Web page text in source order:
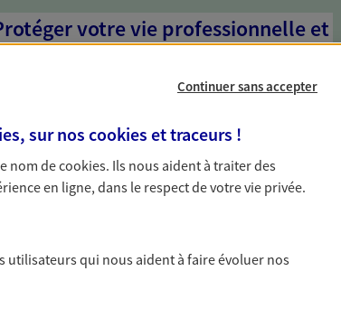
votre vie professionnelle et
sommes à votre écoute pour vous proposer des
mais aussi les risques liés à votre vie privée. Un seul
pour tous vos besoins, ça change tout.
Accompagner les professionnels
et vous protéger contre les aléas qui peuvent vous
Continuer sans accepter
sur nos cookies et traceurs !
nom decookies. Ils nous aident à traiter des
en ligne, dans le respect de votre vie privée.
utilisateurs qui nous aident à faire évoluer nos